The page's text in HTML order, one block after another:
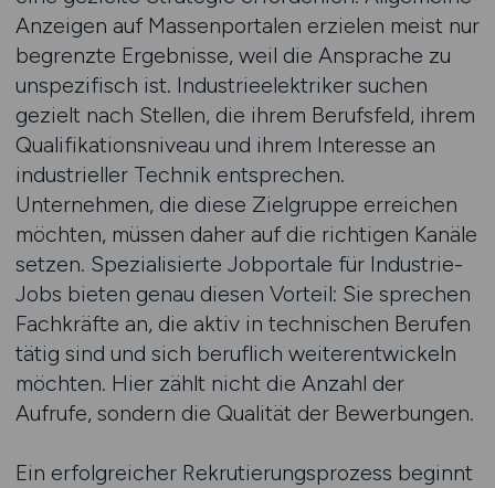
Anzeigen auf Massenportalen erzielen meist nur
begrenzte Ergebnisse, weil die Ansprache zu
unspezifisch ist. Industrieelektriker suchen
gezielt nach Stellen, die ihrem Berufsfeld, ihrem
Qualifikationsniveau und ihrem Interesse an
industrieller Technik entsprechen.
Unternehmen, die diese Zielgruppe erreichen
möchten, müssen daher auf die richtigen Kanäle
setzen. Spezialisierte Jobportale für Industrie-
Jobs bieten genau diesen Vorteil: Sie sprechen
Fachkräfte an, die aktiv in technischen Berufen
tätig sind und sich beruflich weiterentwickeln
möchten. Hier zählt nicht die Anzahl der
Aufrufe, sondern die Qualität der Bewerbungen.
Ein erfolgreicher Rekrutierungsprozess beginnt